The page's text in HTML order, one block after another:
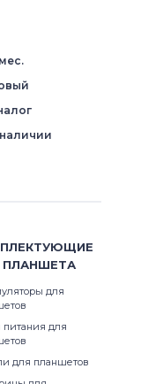
ПЛАНШЕТА
для
питания для
для планшетов